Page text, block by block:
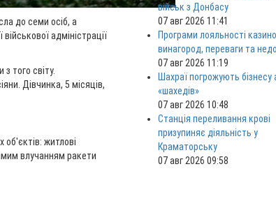
до семи осіб, а
адміністрації
того світу.
Дівчинка, 5 місяців,
житлові
влучанням ракети
військ з Донбасу
07 авг 2026 11:41
Програми лояльності
винагород, переваги та
07 авг 2026 11:19
Шахраї погрожують бізнесу
«шахедів»
07 авг 2026 10:48
Станція переливання крові
призупиняє діяльність у
Краматорську
07 авг 2026 09:58